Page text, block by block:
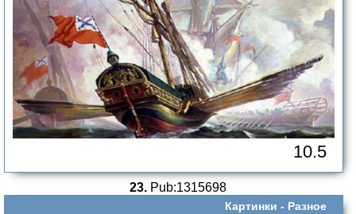
10.5
23. Pub:1315698
Картинки - Разное